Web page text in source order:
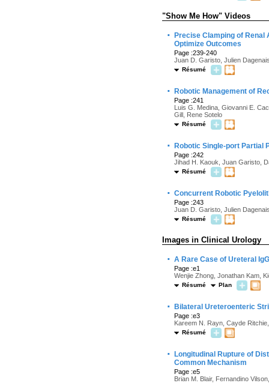
"Show Me How" Videos
·
Precise Clamping of
Optimize Outcomes
Page :239-240
Juan D. Garisto, Julien
Résumé
· Robotic Management of
Page :241
Luis G. Medina, Giovanni E.
Gill, Rene Sotelo
Résumé
· Robotic Single-port Partial
Page :242
Jihad H. Kaouk, Juan Garisto,
Résumé
· Concurrent Robotic
Page :243
Juan D. Garisto, Julien
Résumé
Images in Clinical Urology
· A Rare Case of Ureteral
Page :e1
Wenjie Zhong, Jonathan Kam,
Résumé Plan
· Bilateral Ureteroenteric
Page :e3
Kareem N. Rayn, Cayde
Résumé
·
Longitudinal Rupture of
Common Mechanism
Page :e5
Brian M. Blair, Fernandino